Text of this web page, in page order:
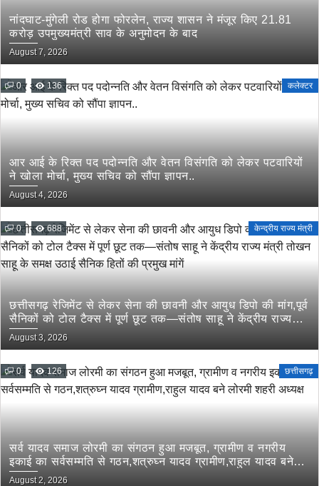
नांदघाट-मुंगेली रोड होगा फोरलेन, राज्य शासन ने मंजूर किए 21.81
करोड़ उपमुख्यमंत्री साव के अनुमोदन के बाद
August 7, 2026
0 136 कलेक्टर
आर आई के रिक्त पद पदोन्नति और वेतन विसंगति को लेकर पटवारियों
ने खोला मोर्चा, मुख्य सचिव को सौंपा ज्ञापन..
August 4, 2026
0 688 केन्द्रीय राज्य मंत्री
छत्तीसगढ़ रेजिमेंट से लेकर सेना की छावनी और आयुध डिपो की मांग,पूर्व
सैनिकों को टोल टैक्स में पूर्ण छूट तक—संतोष साहू ने केंद्रीय राज्य
मंत्री तोखन साहू के समक्ष उठाई सैनिक हितों की प्रमुख मांगें
August 3, 2026
0 126 छत्तीसगढ़
सर्व यादव समाज लोरमी का संगठन हुआ मजबूत, ग्रामीण व नगरीय
इकाई का सर्वसम्मति से गठन,शत्रुघ्न यादव ग्रामीण,राहुल यादव बने
लोरमी शहरी अध्यक्ष
August 2, 2026